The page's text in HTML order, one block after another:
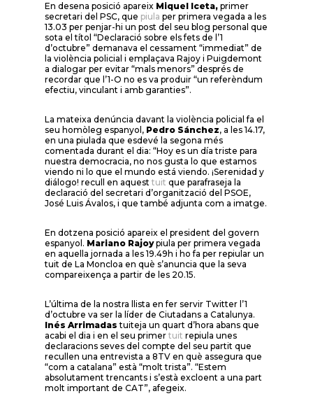
En desena posició apareix Miquel Iceta, primer
secretari del PSC, que piula per primera vegada a les
13.03 per penjar-hi un post del seu blog personal que
sota el títol “Declaració sobre els fets de l’1
d’octubre” demanava el cessament “immediat” de
la violència policial i emplaçava Rajoy i Puigdemont
a dialogar per evitar “mals menors” després de
recordar que l’1-O no es va produir “un referèndum
efectiu, vinculant i amb garanties”.
La mateixa denúncia davant la violència policial fa el
seu homòleg espanyol, Pedro Sánchez, a les 14.17,
en una piulada que esdevé la segona més
comentada durant el dia: “Hoy es un día triste para
nuestra democracia, no nos gusta lo que estamos
viendo ni lo que el mundo está viendo. ¡Serenidad y
diálogo! recull en aquest tuit que parafraseja la
declaració del secretari d’organització del PSOE,
José Luis Ávalos, i que també adjunta com a imatge.
En dotzena posició apareix el president del govern
espanyol. Mariano Rajoypiula per primera vegada
en aquella jornada a les 19.49h i ho fa per repiular un
tuit de La Moncloa en què s’anuncia que la seva
compareixença a partir de les 20.15.
L’última de la nostra llista en fer servir Twitter l’1
d’octubre va ser la líder de Ciutadans a Catalunya.
Inés Arrimadas tuiteja un quart d’hora abans que
acabi el dia i en el seu primer tuit repiula unes
declaracions seves del compte del seu partit que
recullen una entrevista a 8TV en què assegura que
“com a catalana” està “molt trista”. “Estem
absolutament trencants i s’està excloent a una part
molt important de CAT”, afegeix.